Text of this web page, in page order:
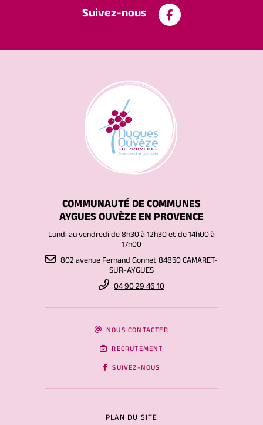
Suivez-nous
COMMUNAUTÉ DE COMMUNES
AYGUES OUVÈZE EN PROVENCE
Lundi au vendredi de 8h30 à 12h30 et de 14h00 à
17h00
802 avenue Fernand Gonnet 84850 CAMARET-
SUR-AYGUES
04 90 29 46 10
NOUS CONTACTER
RECRUTEMENT
SUIVEZ-NOUS
PLAN DU SITE